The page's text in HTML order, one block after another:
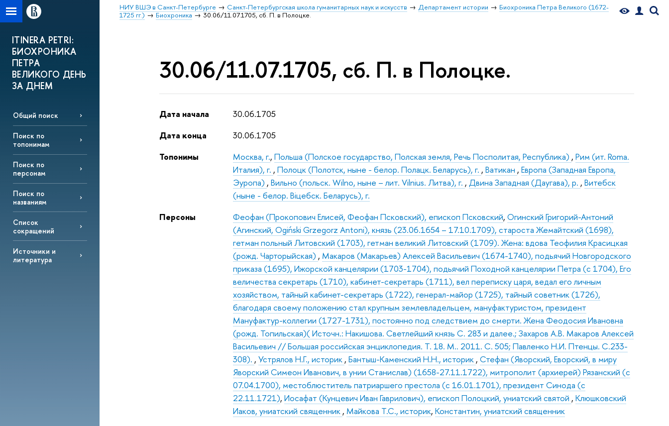
НИУ ВШЭ в Санкт-Петербурге Санкт-Петербургская школа гуманитарных наук и искусств Департамент истории
Биохроника Петра Великого (1672-
1725 гг.)
Биохроника 30.06/11.07.1705, сб. П. в Полоцке.
ITINERA PETRI:
БИОХРОНИКА
ПЕТРА
ВЕЛИКОГО ДЕНЬ
ЗА ДНЕМ
Общий поиск
Поиск по
топонимам
Поиск по
персонам
Поиск по
названиям
Список
сокращений
Источники и
литература
30.06/11.07.1705, сб. П. в Полоцке.
Дата начала
30.06.1705
Дата конца
30.06.1705
Топонимы
Москва, г.,Польша (Полское государство, Полская земля, Речь Посполитая, Республика) ,Рим (ит. Roma.
Италия), г. ,Полоцк (Полотск, ныне - белор. Полацк. Беларусь), г. ,Ватикан ,Европа (Западная Европа,
Эуропа) ,Вильно (польск. Wilno, ныне – лит. Vilnius. Литва), г. ,Двина Западная (Даугава), р. ,Витебск
(ныне - белор. Вiцебск. Беларусь), г.
Персоны
Феофан (Прокопович Елисей, Феофан Псковский), епископ Псковский,Огинский Григорий-Антоний
(Агинский, Ogiński Grzegorz Antoni), князь (23.06.1654 – 17.10.1709), староста Жемайтский (1698),
гетман польный Литовский (1703), гетман великий Литовский (1709). Жена: вдова Теофилия Красицкая
(рожд. Чарторыйская) , Макаров (Макарьев) Алексей Васильевич (1674-1740), подьячий Новгородского
приказа (1695), Ижорской канцелярии (1703-1704), подьячий Походной канцелярии Петра (с 1704), Его
величества секретарь (1710), кабинет-секретарь (1711), вел переписку царя, ведал его личным
хозяйством, тайный кабинет-секретарь (1722), генерал-майор (1725), тайный советник (1726),
благодаря своему положению стал крупным землевладельцем, мануфактуристом, президент
Мануфактур-коллегии (1727-1731), постоянно под следствием до смерти. Жена Феодосия Ивановна
(рожд. Топильская)( Источн.: Накишова. Светлейший князь С. 283 и далее.; Захаров А.В. Макаров Алексей
Васильевич // Большая российская энциклопедия. Т. 18. М.. 2011. С. 505; Павленко Н.И. Птенцы. С.233-
308). ,Устрялов Н.Г., историк ,Бантыш-Каменский Н.Н., историк ,Стефан (Яворский, Еворский, в миру
Яворский Симеон Иванович, в унии Станислав) (1658-27.11.1722), митрополит (архиерей) Рязанский (с
07.04.1700), местоблюститель патриаршего престола (с 16.01.1701), президент Синода (с
22.11.1721),Иосафат (Кунцевич Иван Гаврилович), епископ Полоцкий, униатский святой ,Клюшковский
Иаков, униатский священник , Майкова Т.С., историк,Константин, униатский священник